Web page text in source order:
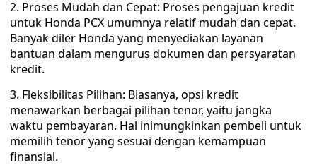
2. Proses Mudah dan Cepat: Proses pengajuan kredit
untuk Honda PCX umumnya relatif mudah dan cepat.
Banyak diler Honda yang menyediakan layanan
bantuan dalam mengurus dokumen dan persyaratan
kredit.
3. Fleksibilitas Pilihan: Biasanya, opsi kredit
menawarkan berbagai pilihan tenor, yaitu jangka
waktu pembayaran. Hal inimungkinkan pembeli untuk
memilih tenor yang sesuai dengan kemampuan
finansial.